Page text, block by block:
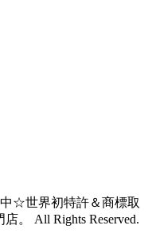
☆世界初特許＆商標取
。 All Rights Reserved.